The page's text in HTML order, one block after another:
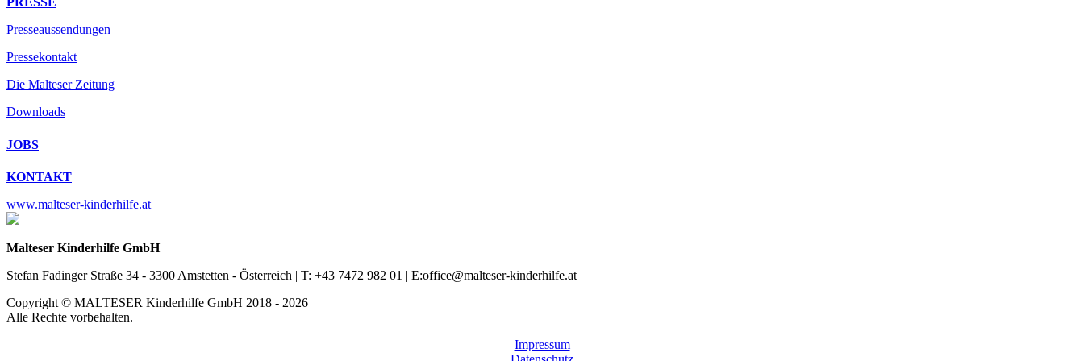
Presseaussendungen
Pressekontakt
Die Malteser Zeitung
Downloads
JOBS
KONTAKT
www.malteser-kinderhilfe.at
Malteser Kinderhilfe GmbH
Stefan Fadinger Straße 34 - 3300 Amstetten - Österreich | T: +43 7472 982 01 | E:office@malteser-kinderhilfe.at
Copyright © MALTESER Kinderhilfe GmbH 2018 - 2026
Alle Rechte vorbehalten.
Impressum